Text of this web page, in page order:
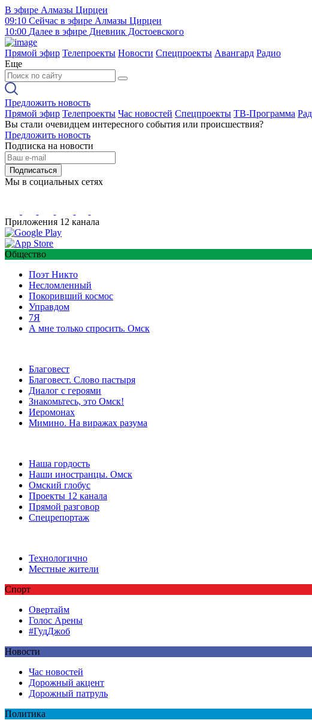
В эфире Алмазы Цирцеи
09:10 Сейчас в эфире Алмазы Цирцеи
10:00 Далее в эфире Дневник Достоевского
Прямой эфир Телепроекты Новости Спецпроекты Авангард Радио
Еще
Предложить новость
Прямой эфир Телепроекты Час новостей Спецпроекты ТВ-Программа
Вы стали очевидцем интересного события или происшествия?
Предложить новость
Подписка на новости
Подписаться
Мы в социальных сетях
Приложения 12 канала
Общество
Поэт Никто
Несломленный
Покоривший космос
Управдом
7Я
А мне только спросить. Омск
Благовест
Благовест. Слово пастыря
Диалог с героями
Знакомьтесь, это Омск!
Иеромонах
Мимино. На виражах разума
Наша гордость
Наши иностранцы. Омск
Омский глобус
Проекты 12 канала
Прямой разговор
Спецрепортаж
Технологично
Местные жители
Спорт
Овертайм
Голос Арены
#ГудДжоб
Новости
Час новостей
Дорожный акцент
Дорожный патруль
Политика